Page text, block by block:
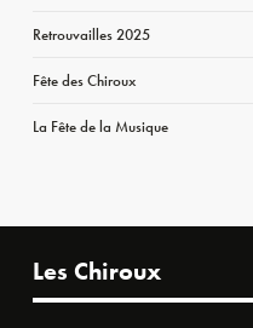
Retrouvailles 2025
Fête des Chiroux
La Fête de la Musique
Les Chiroux